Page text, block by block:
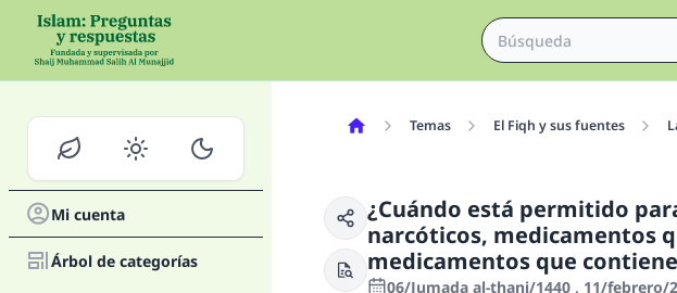
Mi cuenta
Árbol de categorías
Temas El Fiqh y sus fuentes
¿Cuándo está permitido
narcóticos, medicamentos
medicamentos que
06/Jumada al-thani/1440 , 11/febrero/